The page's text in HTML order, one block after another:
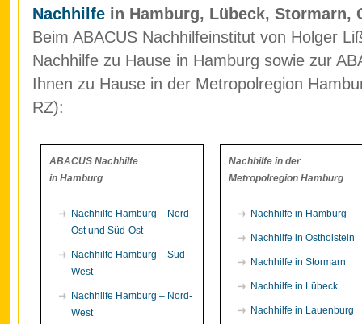
Nachhilfe in Hamburg, Lübeck, Stormarn,
Beim ABACUS Nachhilfeinstitut von Holger
Nachhilfe zu Hause in Hamburg sowie zur
Ihnen zu Hause in der Metropolregion
RZ):
ABACUS Nachhilfe
in Hamburg
Nachhilfe Hamburg – Nord-
Ost und Süd-Ost
Nachhilfe Hamburg – Süd-
West
Nachhilfe Hamburg – Nord-
West
Nachhilfe in der
Metropolregion Hamburg
Nachhilfe in Hamburg
Nachhilfe in Ostholstein
Nachhilfe in Stormarn
Nachhilfe in Lübeck
Nachhilfe in Lauenburg